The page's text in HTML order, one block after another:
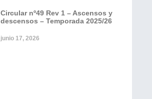
Circular nº49 Rev 1 – Ascensos y
descensos – Temporada 2025/26
junio 17, 2026